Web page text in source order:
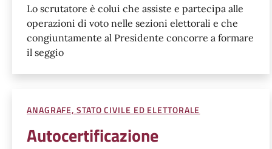
Lo scrutatore è colui che assiste e partecipa alle
operazioni di voto nelle sezioni elettorali e che
congiuntamente al Presidente concorre a formare
il seggio
ANAGRAFE, STATO CIVILE ED ELETTORALE
Autocertificazione